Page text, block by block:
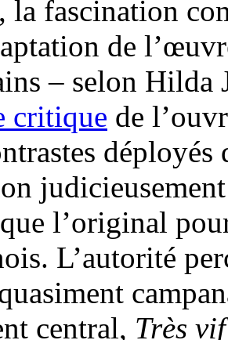
la fascination
de
– selon
critique de
déployés
l’original
L’autorité
central, Très